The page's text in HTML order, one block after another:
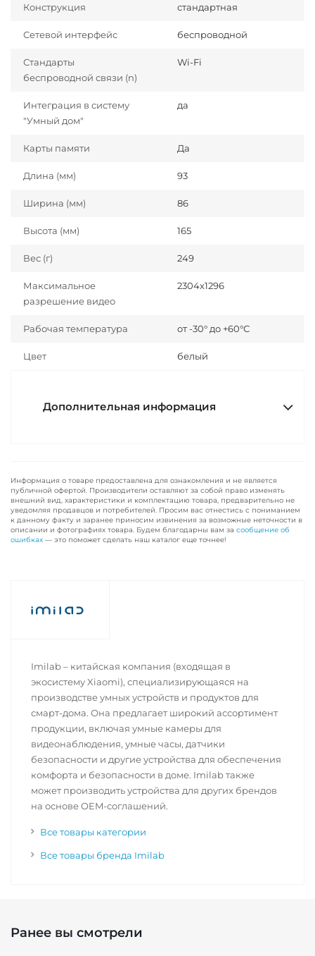
Конструкция стандартная
Сетевой интерфейс беспроводной
Стандарты
беспроводной связи (n)
Wi-Fi
Интеграция в систему
"Умный дом"
да
Карты памяти Да
Длина (мм) 93
Ширина (мм) 86
Высота (мм) 165
Вес (г) 249
Максимальное
разрешение видео
2304х1296
Рабочая температура от -30° до +60°С
Цвет белый
Дополнительная информация
Информация о товаре предоставлена для ознакомления и не является
публичной офертой. Производители оставляют за собой право изменять
внешний вид, характеристики и комплектацию товара, предварительно не
уведомляя продавцов и потребителей. Просим вас отнестись с пониманием
к данному факту и заранее приносим извинения за возможные неточности в
описании и фотографиях товара. Будем благодарны вам за сообщение об
ошибках — это поможет сделать наш каталог еще точнее!
Imilab – китайская компания (входящая в
экосистему Xiaomi), специализирующаяся на
производстве умных устройств и продуктов для
смарт-дома. Она предлагает широкий ассортимент
продукции, включая умные камеры для
видеонаблюдения, умные часы, датчики
безопасности и другие устройства для обеспечения
комфорта и безопасности в доме. Imilab также
может производить устройства для других брендов
на основе OEM-соглашений.
Все товары категории
Все товары бренда Imilab
Ранее вы смотрели